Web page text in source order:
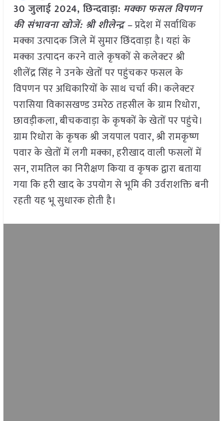
30 जुलाई 2024, छिन्दवाड़ा: मक्का फसल विपणन
की संभावना खोजें: श्री शीलेन्द्र –प्रदेश में सर्वाधिक
मक्का उत्पादक जिले में सुमार छिंदवाड़ा है। यहां के
मक्का उत्पादन करने वाले कृषकों से कलेक्टर श्री
शीलेंद्र सिंह ने उनके खेतों पर पहुंचकर फसल के
विपणन पर अधिकारियों के साथ चर्चा की। कलेक्टर
परासिया विकासखण्ड उमरेठ तहसील के ग्राम रिधोरा,
छावड़ीकला, बीचकवाड़ा के कृषकों के खेतों पर पहुंचे।
ग्राम रिधोरा के कृषक श्री जयपाल पवार, श्री रामकृष्ण
पवार के खेतों में लगी मक्का, हरीखाद वाली फसलों में
सन, रामतिल का निरीक्षण किया व कृषक द्वारा बताया
गया कि हरी खाद के उपयोग से भूमि की उर्वराशक्ति बनी
रहती यह भू सुधारक होती है।